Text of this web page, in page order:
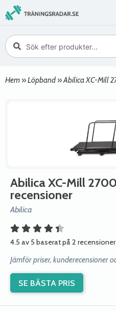
Hem »Löpband »Abilica XC-Mill
Abilica XC-Mill 2700
recensioner
Abilica
4.5 av 5 baserat på 2 recensioner
Jämför priser, kunderecensioner
SE BÄSTA PRIS